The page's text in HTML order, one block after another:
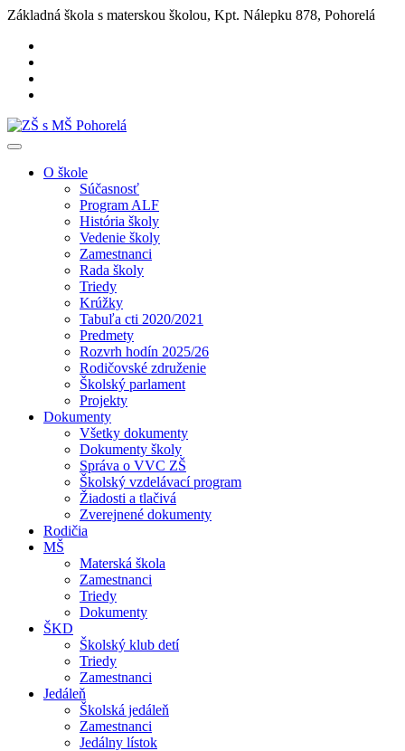
Základná škola s materskou školou, Kpt. Nálepku 878, Pohorelá
O škole
Súčasnosť
Program ALF
História školy
Vedenie školy
Zamestnanci
Rada školy
Triedy
Krúžky
Tabuľa cti 2020/2021
Predmety
Rozvrh hodín 2025/26
Rodičovské združenie
Školský parlament
Projekty
Dokumenty
Všetky dokumenty
Dokumenty školy
Správa o VVC ZŠ
Školský vzdelávací program
Žiadosti a tlačivá
Zverejnené dokumenty
Rodičia
MŠ
Materská škola
Zamestnanci
Triedy
Dokumenty
ŠKD
Školský klub detí
Triedy
Zamestnanci
Jedáleň
Školská jedáleň
Zamestnanci
Jedálny lístok